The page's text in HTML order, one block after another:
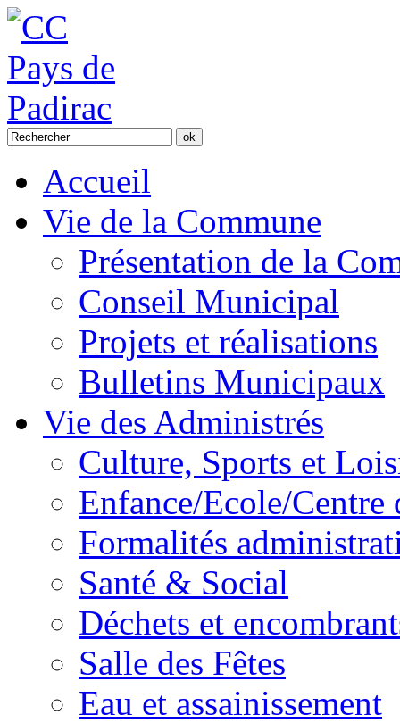
Accueil
Vie de la Commune
Présentation de la
Conseil Municipal
Projets et réalisations
Bulletins Municipaux
Vie des Administrés
Culture, Sports et
Enfance/Ecole/Centre
Formalités
Santé & Social
Déchets et
Salle des Fêtes
Eau et assainissement